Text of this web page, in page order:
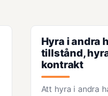
Hyra i andra
tillstånd,
kontrakt
Att hyra i andra